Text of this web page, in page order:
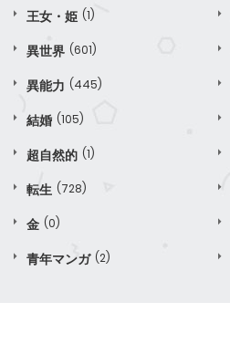
王女・姫 (1)
異世界 (601)
異能力 (445)
結婚 (105)
超自然的 (1)
転生 (728)
金 (0)
青年マンガ (2)